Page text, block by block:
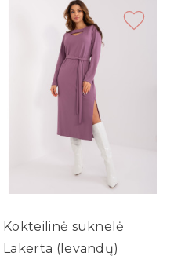
Kokteilinė suknelė
Lakerta (levandų)